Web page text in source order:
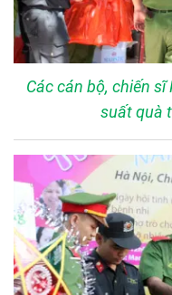
Các cán bộ, chiến
suất quà